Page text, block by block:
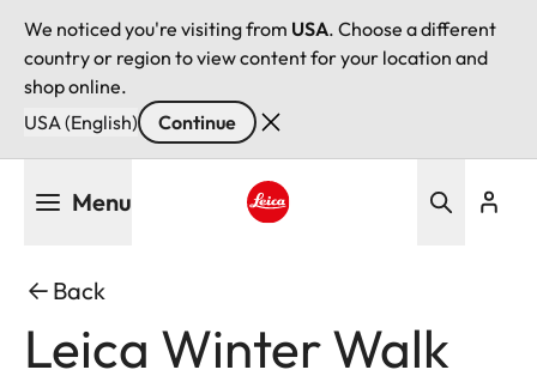
We noticed you're visiting from USA. Choose a different
country or region to view content for your location and
shop online.
USA (English)
Continue
Menu
Back
Leica Winter Walk